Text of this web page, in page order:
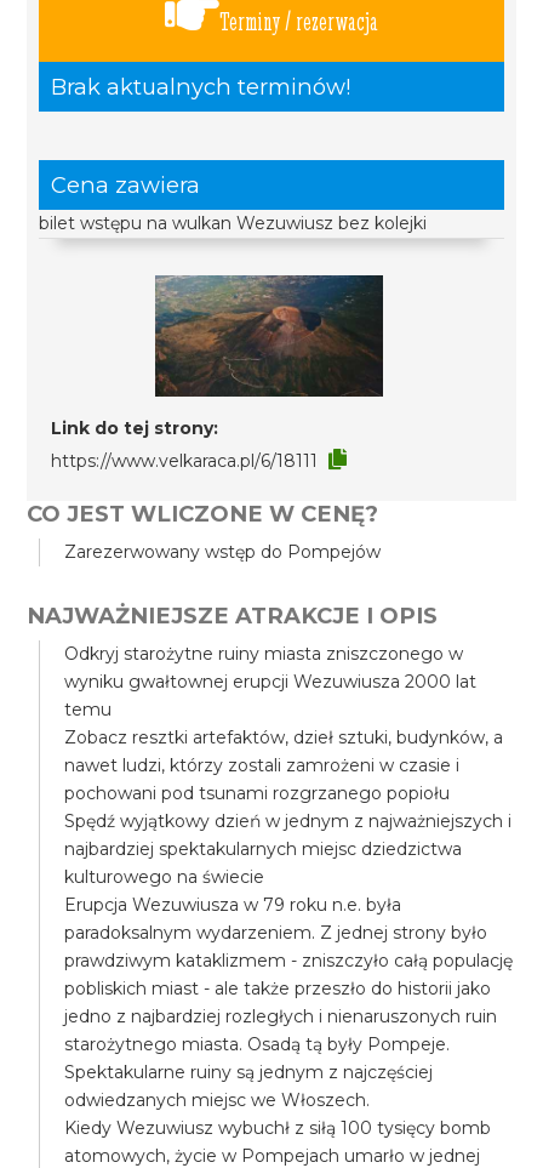
Terminy / rezerwacja
Brak aktualnych terminów!
Cena zawiera
bilet wstępu na wulkan Wezuwiusz bez kolejki
Link do tej strony:
https://www.velkaraca.pl/6/18111
CO JEST WLICZONE W CENĘ?
Zarezerwowany wstęp do Pompejów
NAJWAŻNIEJSZE ATRAKCJE I OPIS
Odkryj starożytne ruiny miasta zniszczonego w
wyniku gwałtownej erupcji Wezuwiusza 2000 lat
temu
Zobacz resztki artefaktów, dzieł sztuki, budynków, a
nawet ludzi, którzy zostali zamrożeni w czasie i
pochowani pod tsunami rozgrzanego popiołu
Spędź wyjątkowy dzień w jednym z najważniejszych i
najbardziej spektakularnych miejsc dziedzictwa
kulturowego na świecie
Erupcja Wezuwiusza w 79 roku n.e. była
paradoksalnym wydarzeniem. Z jednej strony było
prawdziwym kataklizmem - zniszczyło całą populację
pobliskich miast - ale także przeszło do historii jako
jedno z najbardziej rozległych i nienaruszonych ruin
starożytnego miasta. Osadą tą były Pompeje.
Spektakularne ruiny są jednym z najczęściej
odwiedzanych miejsc we Włoszech.
Kiedy Wezuwiusz wybuchł z siłą 100 tysięcy bomb
atomowych, życie w Pompejach umarło w jednej